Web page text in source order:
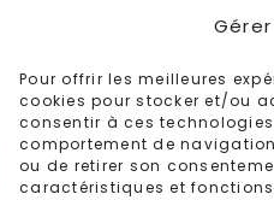
Pour offrir les meilleures
cookies pour stocker et/ou
consentir à ces
comportement de
ou de retirer son
caractéristiques et
SUR INSTAGRAM